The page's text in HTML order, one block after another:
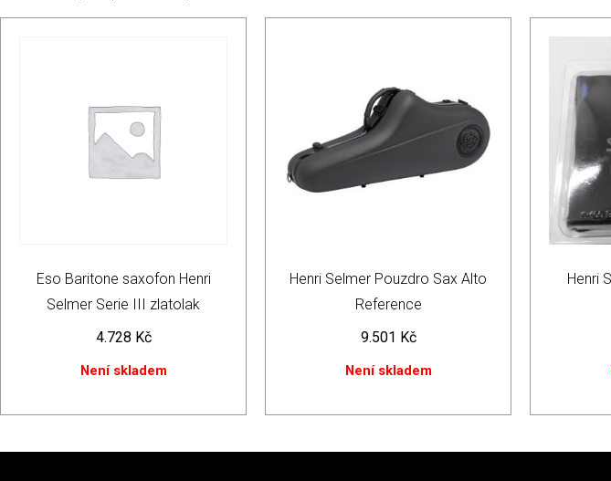
Eso Baritone saxofon Henri
Selmer Serie III zlatolak
4.728 Kč
Není skladem
Henri Selmer Pouzdro Sax Alto
Reference
9.501 Kč
Není skladem
Henri